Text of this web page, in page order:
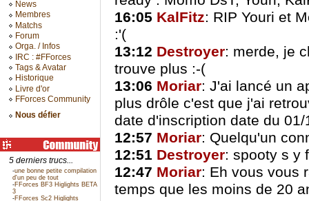
News
Membres
Matchs
Forum
Orga. / Infos
IRC : #FForces
Tags & Avatar
Historique
Livre d'or
FForces Community
Nous défier
5 derniers trucs...
-une bonne petite compilation
d'un peu de tout
-FForces BF3 Higlights BETA
3
-FForces Sc2 Higlights
16:05 KalFitz: RIP Youri et
:'(
13:12 Destroyer: merde, je
trouve plus :-(
13:06 Moriar: J'ai lancé un
plus drôle c'est que j'ai
date d'inscription date du
12:57 Moriar: Quelqu'un
12:51 Destroyer: spooty s y
12:47 Moriar: Eh vous vous
temps que les moins de 20